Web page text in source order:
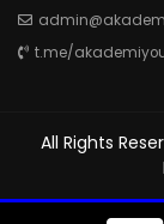
t.me/
All Rights